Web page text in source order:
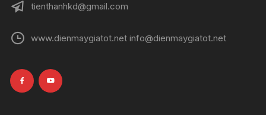
tienthanhkd@gmail.com
www.dienmaygiatot.net info@dienmaygiatot.net